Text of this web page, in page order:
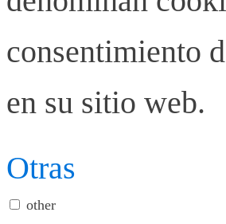
consentimiento
en su sitio web.
Otras
other